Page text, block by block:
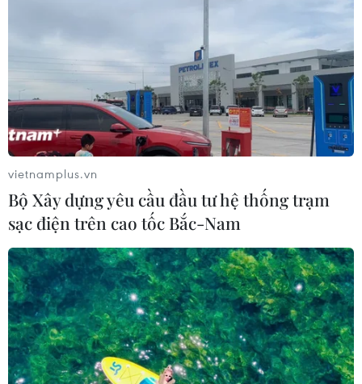
vietnamplus.vn
Bộ Xây dựng yêu cầu đầu tư hệ thống trạm
sạc điện trên cao tốc Bắc-Nam